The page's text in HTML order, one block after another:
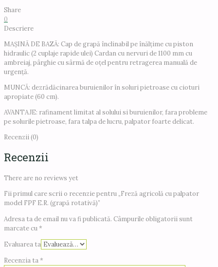
Share
0
Descriere
MAȘINĂ DE BAZĂ: Cap de grapă înclinabil pe înălțime cu piston
hidraulic (2 cuplaje rapide ulei) Cardan cu nervuri de 1100 mm cu
ambreiaj, pârghie cu sârmă de oțel pentru retragerea manuală de
urgență.
MUNCĂ: dezrădăcinarea buruienilor în soluri pietroase cu cioturi
apropiate (60 cm).
AVANTAJE: rafinament limitat al solului si buruienilor, fara probleme
pe solurile pietroase, fara talpa de lucru, palpator foarte delicat.
Recenzii (0)
Recenzii
There are no reviews yet
Fii primul care scrii o recenzie pentru „Freză agricolă cu palpator
model FPF E.R. (grapă rotativă)”
Adresa ta de email nu va fi publicată. Câmpurile obligatorii sunt
marcate cu*
Evaluarea ta
Recenzia ta*